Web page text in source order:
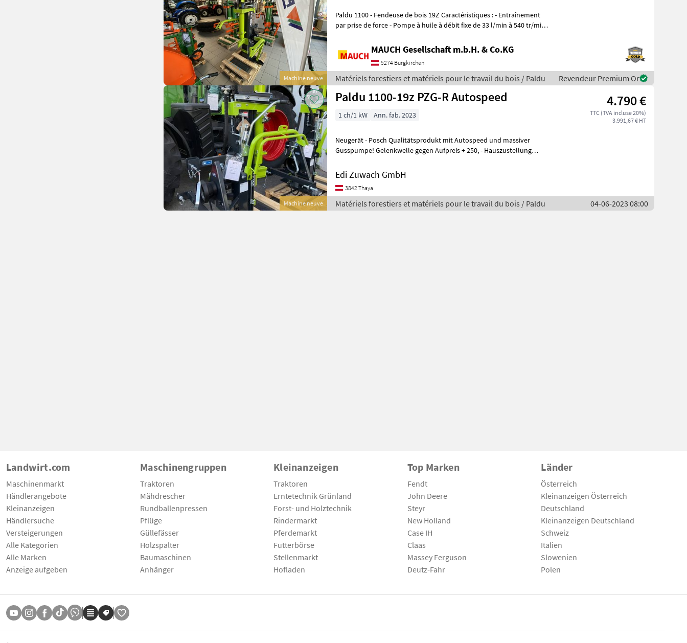
Machine neuve
Paldu 1100 - Fendeuse de bois 19Z Caractéristiques : - Entraînement
par prise de force - Pompe à huile à débit fixe de 33 l/min à 540 tr/min,
MAUCH Gesellschaft m.b.H. & Co.KG
5274 Burgkirchen
Matériels forestiers et matériels pour le travail du bois / Paldu Revendeur Premium Or
Machine neuve
Paldu 1100-19z PZG-R Autospeed 4.790 €
TTC (TVA incluse 20%)
3.991,67 € HT
1 ch/1 kW Ann. fab. 2023
Neugerät - Posch Qualitätsprodukt mit Autospeed und massiver
Gusspumpe! Gelenkwelle gegen Aufpreis + 250, - Hauszustellung
Edi Zuwach GmbH
3842 Thaya
Matériels forestiers et matériels pour le travail du bois / Paldu 04-06-2023 08:00
Landwirt.com
Maschinenmarkt
Händlerangebote
Kleinanzeigen
Händlersuche
Versteigerungen
Alle Kategorien
Alle Marken
Anzeige aufgeben
Maschinengruppen
Traktoren
Mähdrescher
Rundballenpressen
Pflüge
Güllefässer
Holzspalter
Baumaschinen
Anhänger
Kleinanzeigen
Traktoren
Erntetechnik Grünland
Forst- und Holztechnik
Rindermarkt
Pferdemarkt
Futterbörse
Stellenmarkt
Hofladen
Top Marken
Fendt
John Deere
Steyr
New Holland
Case IH
Claas
Massey Ferguson
Deutz-Fahr
Länder
Österreich
Kleinanzeigen Österreich
Deutschland
Kleinanzeigen Deutschland
Schweiz
Italien
Slowenien
Polen